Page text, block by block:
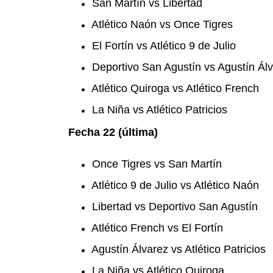
San Martín vs Libertad
Atlético Naón vs Once Tigres
El Fortín vs Atlético 9 de Julio
Deportivo San Agustín vs Agustín
Atlético Quiroga vs Atlético French
La Niña vs Atlético Patricios
Fecha 22 (última)
Once Tigres vs San Martín
Atlético 9 de Julio vs Atlético Naón
Libertad vs Deportivo San Agustín
Atlético French vs El Fortín
Agustín Álvarez vs Atlético Patricios
La Niña vs Atlético Quiroga